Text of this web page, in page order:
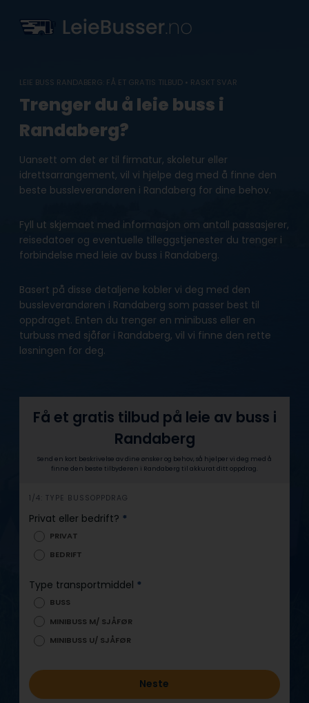
content
LEIE BUSS RANDABERG: FÅ ET GRATIS TILBUD • RASKT SVAR
Trenger du å leie buss i
Randaberg?
Uansett om det er til firmatur, skoletur eller
idrettsarrangement, vil vi hjelpe deg med å finne den
beste bussleverandøren i Randaberg for dine behov.
Fyll ut skjemaet med informasjon om antall passasjerer,
reisedatoer og eventuelle tilleggstjenester du trenger i
forbindelse med leie av buss i Randaberg.
Basert på disse detaljene kobler vi deg med den
bussleverandøren i Randaberg som passer best til
oppdraget. Enten du trenger en minibuss eller en
turbuss med sjåfør i Randaberg, vil vi finne den rette
løsningen for deg.
Få et gratis tilbud på leie av buss i
Randaberg
Send en kort beskrivelse av dine ønsker og behov, så hjelper vi deg med å
finne den beste tilbyderen i Randaberg til akkurat ditt oppdrag.
h
e
1/4: TYPE BUSSOPPDRAG
Privat eller bedrift? *
PRIVAT
BEDRIFT
Type transportmiddel *
BUSS
MINIBUSS M/ SJÅFØR
MINIBUSS U/ SJÅFØR
Neste